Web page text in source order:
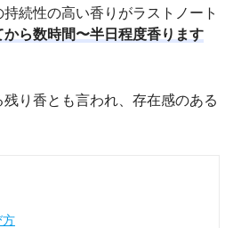
続性の高い香りがラストノート
ら数時間〜半日程度香ります
り香とも言われ、存在感のある
方